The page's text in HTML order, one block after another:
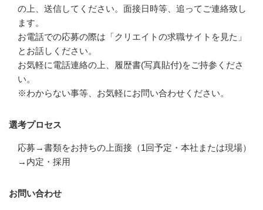
の上、送信してください。面接日時等、追ってご連絡致し
ます。
お電話での応募の際は「クリエイトの求職サイトを見た」
とお話しください。
お気軽に電話連絡の上、履歴書(写真貼付)をご持参くださ
い。
※わからない事等、お気軽にお問い合わせください。
選考プロセス
応募→書類をお持ちの上面接（1回予定・本社または現場）
→内定・採用
お問い合わせ